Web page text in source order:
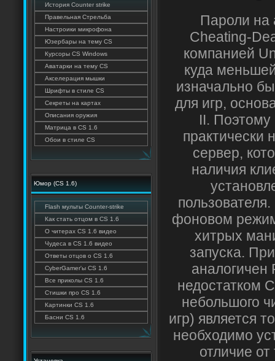
История Counter strike
Правельная Стрельба
Настроики микрофона
Юзербары на тему CS
Курсоры CS Windows
Аватарки на тему CS
Акселерация мышки
Шрифты в стиле CS
Секреты на картах
Описания оружия
Матрица в CS 1.6
Обои в стиле CS
Юмор (CS 1.6)
Flash мульты Counter-strike
Как стать отцом в CS 1.6
О читерах CS 1.6 видео
Чудеса в CS 1.6 видео
Ответы отцов о CS 1.6
CyberGamer'ы CS 1.6
Все приколы CS 1.6
Стишки про CS 1.6
Картинки CS 1.6
Басни CS 1.6
Пароли на
Cheating-
компанией
куда
изначально
для игр,
II.
практически
сервер,
наличия
фоновом
хитрых
запуска.
недостатком
небольшого
игр) является
необходимо
отличие